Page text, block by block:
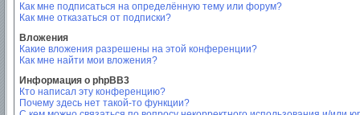
Как мне подписаться на определённую тему или форум?
Как мне отказаться от подписки?
Вложения
Какие вложения разрешены на этой конференции?
Как мне найти мои вложения?
Информация о phpBB3
Кто написал эту конференцию?
Почему здесь нет такой-то функции?